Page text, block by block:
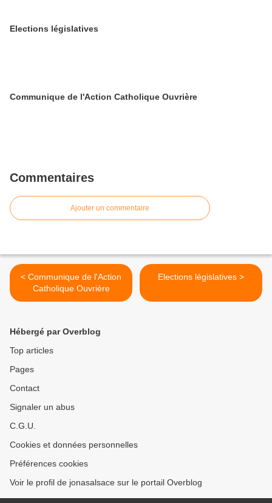
Elections législatives
Communique de l'Action Catholique Ouvrière
Commentaires
Ajouter un commentaire
< Communique de l'Action
Catholique Ouvrière
Elections législatives >
Hébergé par Overblog
Top articles
Pages
Contact
Signaler un abus
C.G.U.
Cookies et données personnelles
Préférences cookies
Voir le profil de jonasalsace sur le portail Overblog